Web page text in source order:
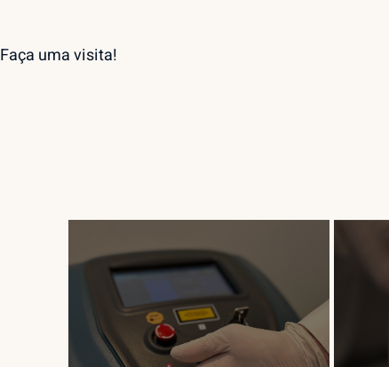
Faça umavisita!